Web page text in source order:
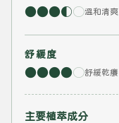
●●●◐○溫和清爽
舒緩度
●●●●○舒緩乾癢
主要植萃成分